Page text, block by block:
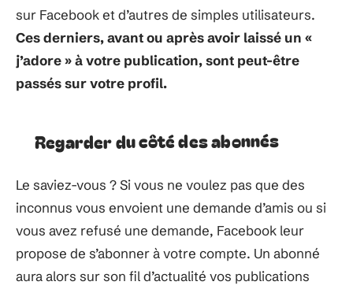
sur Facebook et d’autres de simples utilisateurs.
Ces derniers, avant ou après avoir laissé un «
j’adore » à votre publication, sont peut-être
passés sur votre profil.
Regarder du côté des abonnés
Le saviez-vous ? Si vous ne voulez pas que des
inconnus vous envoient une demande d’amis ou si
vous avez refusé une demande, Facebook leur
propose de s’abonner à votre compte. Un abonné
aura alors sur son fil d’actualité vos publications